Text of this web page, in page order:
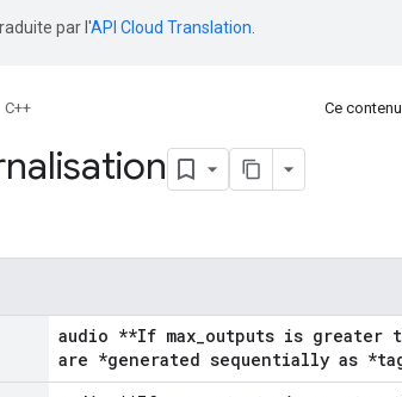
par l'API Cloud Translation
C++ Ce
audio **If max_outputs is greater
are *generated sequentially as